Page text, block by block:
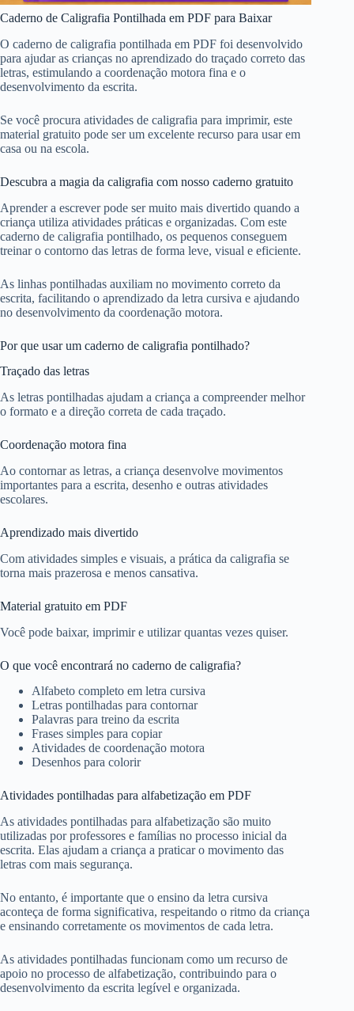
Caderno de Caligrafia Pontilhada em PDF para Baixar
O caderno de caligrafia pontilhada em PDF foi desenvolvido
para ajudar as crianças no aprendizado do traçado correto das
letras, estimulando a coordenação motora fina e o
desenvolvimento da escrita.
Se você procura atividades de caligrafia para imprimir, este
material gratuito pode ser um excelente recurso para usar em
casa ou na escola.
Descubra a magia da caligrafia com nosso caderno gratuito
Aprender a escrever pode ser muito mais divertido quando a
criança utiliza atividades práticas e organizadas. Com este
caderno de caligrafia pontilhado, os pequenos conseguem
treinar o contorno das letras de forma leve, visual e eficiente.
As linhas pontilhadas auxiliam no movimento correto da
escrita, facilitando o aprendizado da letra cursiva e ajudando
no desenvolvimento da coordenação motora.
Por que usar um caderno de caligrafia pontilhado?
Traçado das letras
As letras pontilhadas ajudam a criança a compreender melhor
o formato e a direção correta de cada traçado.
Coordenação motora fina
Ao contornar as letras, a criança desenvolve movimentos
importantes para a escrita, desenho e outras atividades
escolares.
Aprendizado mais divertido
Com atividades simples e visuais, a prática da caligrafia se
torna mais prazerosa e menos cansativa.
Material gratuito em PDF
Você pode baixar, imprimir e utilizar quantas vezes quiser.
O que você encontrará no caderno de caligrafia?
Alfabeto completo em letra cursiva
Letras pontilhadas para contornar
Palavras para treino da escrita
Frases simples para copiar
Atividades de coordenação motora
Desenhos para colorir
Atividades pontilhadas para alfabetização em PDF
As atividades pontilhadas para alfabetização são muito
utilizadas por professores e famílias no processo inicial da
escrita. Elas ajudam a criança a praticar o movimento das
letras com mais segurança.
No entanto, é importante que o ensino da letra cursiva
aconteça de forma significativa, respeitando o ritmo da criança
e ensinando corretamente os movimentos de cada letra.
As atividades pontilhadas funcionam como um recurso de
apoio no processo de alfabetização, contribuindo para o
desenvolvimento da escrita legível e organizada.